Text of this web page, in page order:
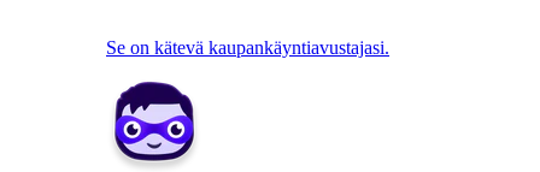
Se on kätevä kaupankäyntiavustajasi.